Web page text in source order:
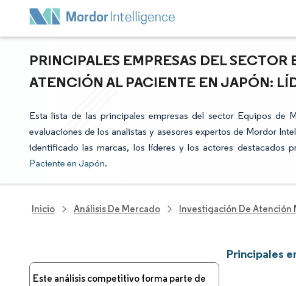
PRINCIPALES EMPRESAS DEL
ATENCIÓN AL PACIENTE EN JAPÓN:
Esta lista de las principales empresas del sector Equipos de
evaluaciones de los analistas y asesores expertos de Mordor
identificado las marcas, los líderes y los actores destacados
Paciente en Japón.
Inicio Análisis De Mercado Investigación De Atención
Este análisis competitivo forma parte de
Principales